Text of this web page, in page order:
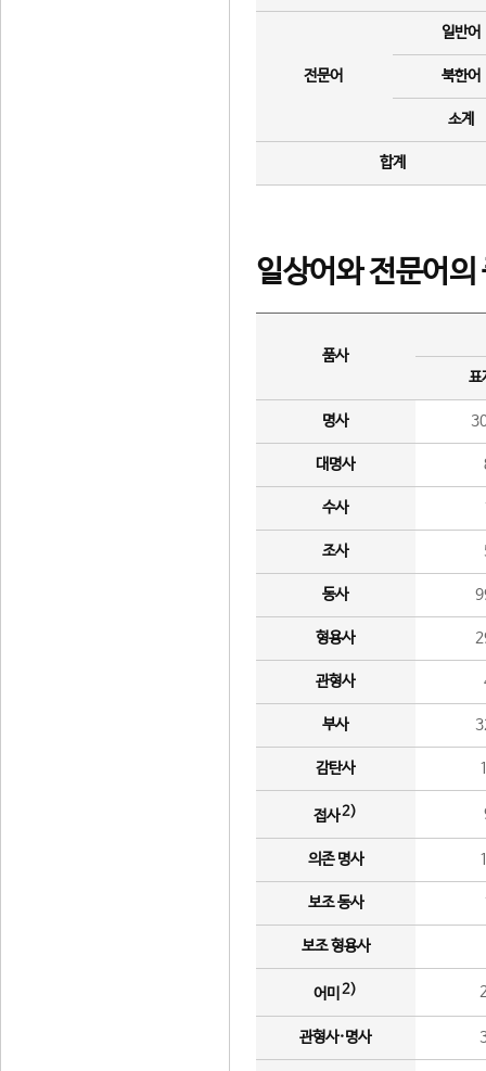
전문어
일반어
북한어
소계
합계
일상어와 전문어의
품사
표
명사
대명사
수사
조사
동사
형용사
관형사
부사
감탄사
접사2)
의존 명사
보조 동사
보조 형용사
어미 2)
관형사·명사